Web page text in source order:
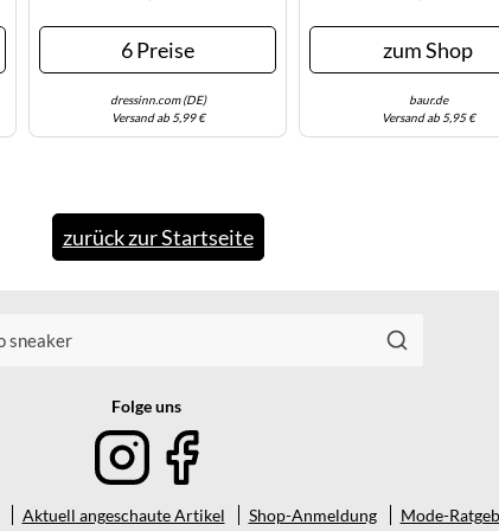
6 Preise
dressinn.com (DE)
Versand ab 5,99 €
Freizeitschuh,
Goldfarbenen Mylar-
Stickereien (6659
zum Shop
baur.de
Versand ab 5,95 €
zurück zur Startseite
Folge uns
Aktuell angeschaute Artikel Shop-Anmeldung Mode-